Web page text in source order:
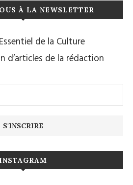
À LA NEWSLETTER
de la Culture
d’articles de la rédaction
INSTAGRAM